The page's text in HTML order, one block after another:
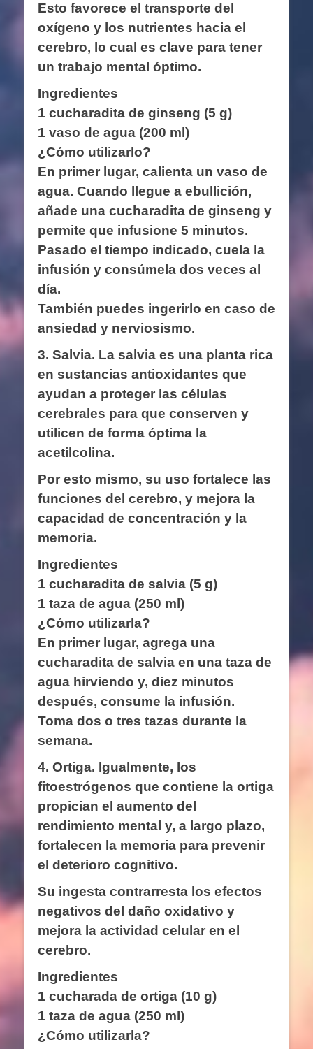
Esto favorece el transporte del
oxígeno y los nutrientes hacia el
cerebro, lo cual es clave para tener
un trabajo mental óptimo.
Ingredientes
1 cucharadita de ginseng (5 g)
1 vaso de agua (200 ml)
¿Cómo utilizarlo?
En primer lugar, calienta un vaso de
agua. Cuando llegue a ebullición,
añade una cucharadita de ginseng y
permite que infusione 5 minutos.
Pasado el tiempo indicado, cuela la
infusión y consúmela dos veces al
día.
También puedes ingerirlo en caso de
ansiedad y nerviosismo.
3. Salvia. La salvia es una planta rica
en sustancias antioxidantes que
ayudan a proteger las células
cerebrales para que conserven y
utilicen de forma óptima la
acetilcolina.
Por esto mismo, su uso fortalece las
funciones del cerebro, y mejora la
capacidad de concentración y la
memoria.
Ingredientes
1 cucharadita de salvia (5 g)
1 taza de agua (250 ml)
¿Cómo utilizarla?
En primer lugar, agrega una
cucharadita de salvia en una taza de
agua hirviendo y, diez minutos
después, consume la infusión.
Toma dos o tres tazas durante la
semana.
4. Ortiga. Igualmente, los
fitoestrógenos que contiene la ortiga
propician el aumento del
rendimiento mental y, a largo plazo,
fortalecen la memoria para prevenir
el deterioro cognitivo.
Su ingesta contrarresta los efectos
negativos del daño oxidativo y
mejora la actividad celular en el
cerebro.
Ingredientes
1 cucharada de ortiga (10 g)
1 taza de agua (250 ml)
¿Cómo utilizarla?